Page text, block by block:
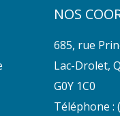
NOS
685, rue
Lac-Drolet,
G0Y 1C0
Téléphone :